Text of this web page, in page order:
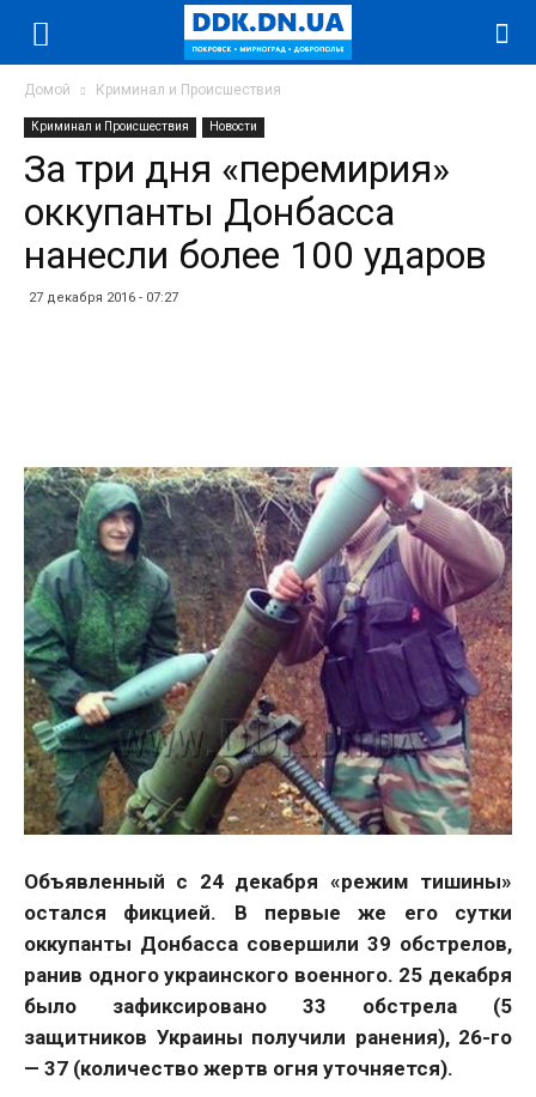
Домой Криминал и Происшествия
Криминал и Происшествия Новости
За три дня «перемирия»
оккупанты Донбасса
нанесли более 100 ударов
27 декабря 2016 - 07:27
Объявленный с 24 декабря «режим тишины»
остался фикцией. В первые же его сутки
оккупанты Донбасса совершили 39 обстрелов,
ранив одного украинского военного. 25 декабря
было зафиксировано 33 обстрела (5
защитников Украины получили ранения), 26-го
— 37 (количество жертв огня уточняется).